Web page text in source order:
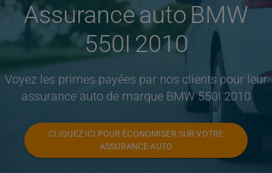
Assurance auto BMW
550I 2010
Voyez les primes payées par nos clients pour leur
assurance auto de marque BMW 550I 2010
CLIQUEZ ICI POUR ÉCONOMISER SUR VOTRE
ASSURANCE AUTO